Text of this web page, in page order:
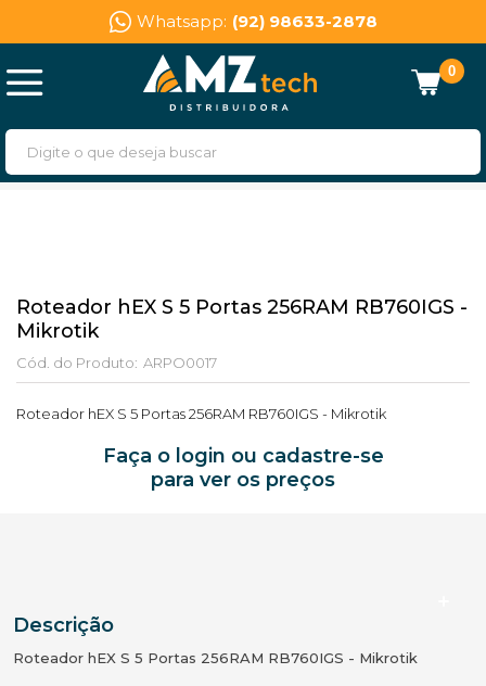
Whatsapp: (92) 98633-2878
0
Roteador hEX S 5 Portas 256RAM RB760IGS -
Mikrotik
Cód. do Produto: ARPO0017
Roteador hEX S 5 Portas 256RAM RB760IGS - Mikrotik
Faça o login ou cadastre-se
para ver os preços
Descrição
Roteador hEX S 5 Portas 256RAM RB760IGS - Mikrotik